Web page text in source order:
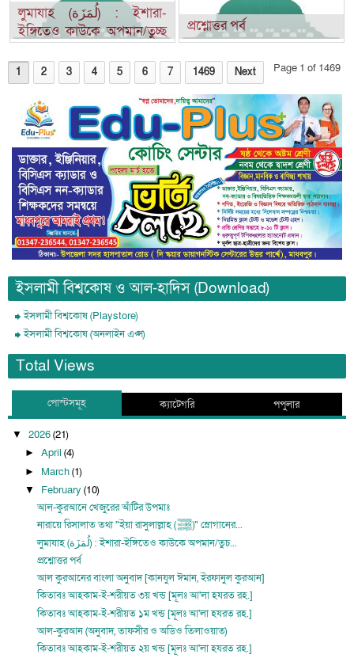
লুমাযাহ (لُمَزَة) : ইশারা-
ইঙ্গিতেও কাউকে অপমান/তুচ্ছ
প্রশ্নোত্তর পর্ব
Page 1 of 1469
1 2 3 4 5 6 7 1469 Next
ইসলামী বিশ্বকোষ ও আল-হাদিস (Download)
ইসলামী বিশ্বকোষ (Playstore)
ইসলামী বিশ্বকোষ (অনলাইন এপ্স)
Total Views
পোস্টসমূহ ক্যাটেগরি পপুলার
▼ 2026(21)
► April (4)
► March(1)
▼ February (10)
আল-কুরআনে খেজুরের আঁটির উপমাঃ
নারায়ে রিসালাত তথা "ইয়া রাসুলাল্লাহ (ﷺ)" স্লোগানের...
লুমাযাহ (لُمَزَة) : ইশারা-ইঙ্গিতেও কাউকে অপমান/তুচ...
প্রশ্নোত্তর পর্ব
আল কুরআনের বাংলা অনুবাদ [কানযুল ঈমান, ইরফানুল কুরআন]
কিতাবঃ আহকাম-ই-শরীয়ত ৩য় খন্ড [মূলঃ আ'লা হযরত রহ.]
কিতাবঃ আহকাম-ই-শরীয়ত ১ম খন্ড [মূলঃ আ'লা হযরত রহ.]
আল-কুরআন (অনুবাদ, তাফসীর ও অডিও তিলাওয়াত)
কিতাবঃ আহকাম-ই-শরীয়ত ২য় খন্ড [মূলঃ আ'লা হযরত রহ.]